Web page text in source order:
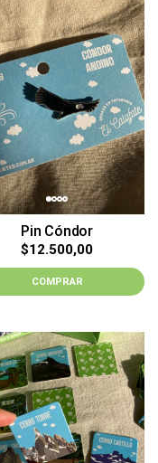
Pin Cóndor
$12.500,00
COMPRAR